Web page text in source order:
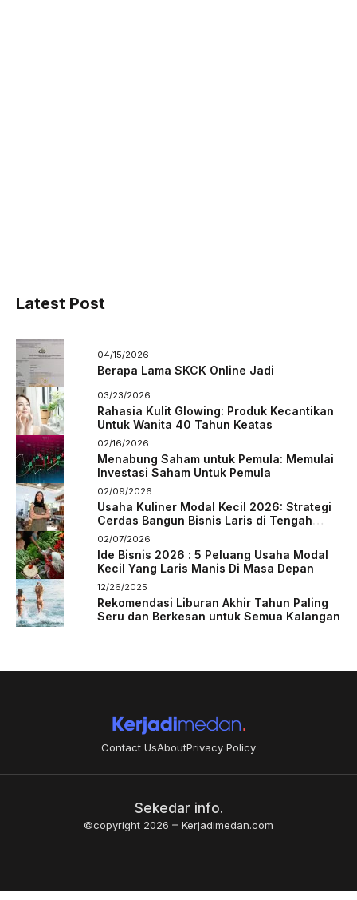
Latest Post
04/15/2026
Berapa Lama SKCK Online Jadi
03/23/2026
Rahasia Kulit Glowing: Produk Kecantikan
Untuk Wanita 40 Tahun Keatas
02/16/2026
Menabung Saham untuk Pemula: Memulai
Investasi Saham Untuk Pemula
02/09/2026
Usaha Kuliner Modal Kecil 2026: Strategi
Cerdas Bangun Bisnis Laris di Tengah
Persaingan
02/07/2026
Ide Bisnis 2026 : 5 Peluang Usaha Modal
Kecil Yang Laris Manis Di Masa Depan
12/26/2025
Rekomendasi Liburan Akhir Tahun Paling
Seru dan Berkesan untuk Semua Kalangan
Contact UsAboutPrivacy Policy
Sekedar info.
©copyright 2026 Kerjadimedan.com